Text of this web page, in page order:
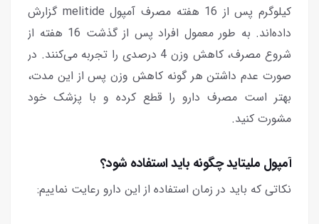
کیلوگرم پس از 16 هفته مصرف آمپول melitide گزارش
داده‌اند. به طور معمول افراد پس از گذشت 16 هفته از
شروع مصرف، کاهش وزن 4 درصدی را تجربه می‌کنند. در
صورت عدم داشتن هر گونه کاهش وزن پس از این مدت،
بهتر است مصرف دارو را قطع کرده و با پزشک خود
مشورت کنید.
آمپول ملیتاید چگونه باید استفاده شود؟
نکاتی که باید در زمان استفاده از این دارو رعایت نماییم: